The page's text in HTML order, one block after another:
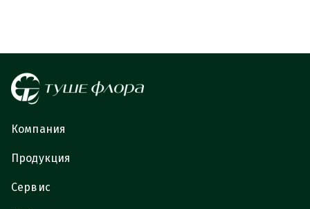
Компания
Продукция
Сервис